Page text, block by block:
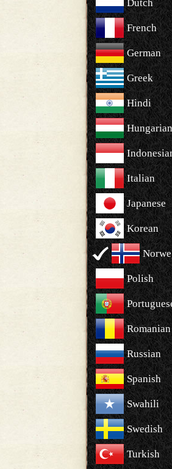
Dutch
French
German
Greek
Hindi
Hungarian
Italian
Japanese
Korean
Polish
Romanian
Russian
Spanish
Swahili
Swedish
Turkish